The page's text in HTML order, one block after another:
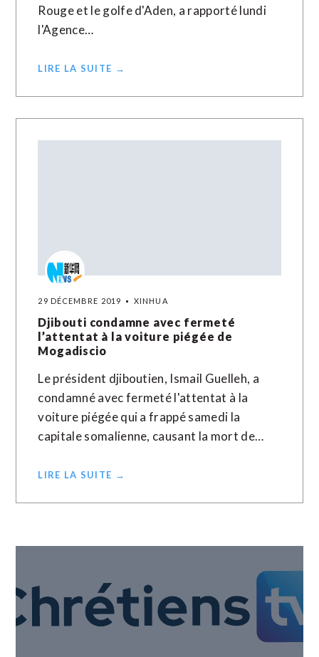
Rouge et le golfe d'Aden, a rapporté lundi
l'Agence…
LIRE LA SUITE →
29 DÉCEMBRE 2019 XINHUA
Djibouti condamne avec fermeté
l’attentat à la voiture piégée de
Mogadiscio
Le président djiboutien, Ismail Guelleh, a
condamné avec fermeté l'attentat à la
voiture piégée qui a frappé samedi la
capitale somalienne, causant la mort de…
LIRE LA SUITE →